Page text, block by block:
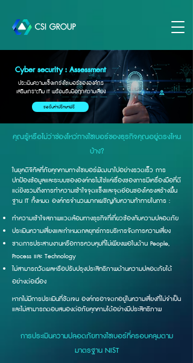
Cyber security : Assessment
ประเมินความแข็งแกร่งไซเบอร์ขององค์กร
เสริมเกราะทีม IT พร้อมรับมือทุกความเสี่ยง
ขอรับคำปรึกษาฟรี
คุณรู้หรือไม่ว่าช่องโหว่ทางไซเบอร์ของธุรกิจคุณอยู่ตรงไหน
บ้าง?
ในยุคดิจิทัลที่ภัยคุกคามทางไซเบอร์พัฒนาไปอย่างรวดเร็ว การ
ปกป้องข้อมูลและระบบขององค์กรไม่ใช่แค่เรื่องของการมีเครื่องมือที่ดี
แต่ยังรวมถึงการทำความเข้าใจจุดแข็งและจุดอ่อนของโครงสร้างพื้น
ฐาน IT ทั้งหมด องค์กรจำนวนมากเผชิญกับความท้าทายในการ :
ทำความเข้าใจสภาพแวดล้อมทางธุรกิจที่เกี่ยวข้องกับความปลอดภัย
ประเมินความเสี่ยงและกำหนดกลยุทธ์การบริหารจัดการความเสี่ยง
ขาดการประสานงานหรือการควบคุมที่ไม่เพียงพอในด้าน People,
Process และ Technology
ไม่สามารถวัดผลหรือปรับปรุงประสิทธิภาพด้านความปลอดภัยได้
อย่างต่อเนื่อง
หากไม่มีการประเมินที่ชัดเจน องค์กรอาจตกอยู่ในความเสี่ยงที่ไม่จำเป็น
และไม่สามารถตอบสนองต่อภัยคุกคามได้อย่างมีประสิทธิภาพ
การประเมินความปลอดภัยทางไซเบอร์ที่ครอบคลุมตาม
มาตรฐาน NIST